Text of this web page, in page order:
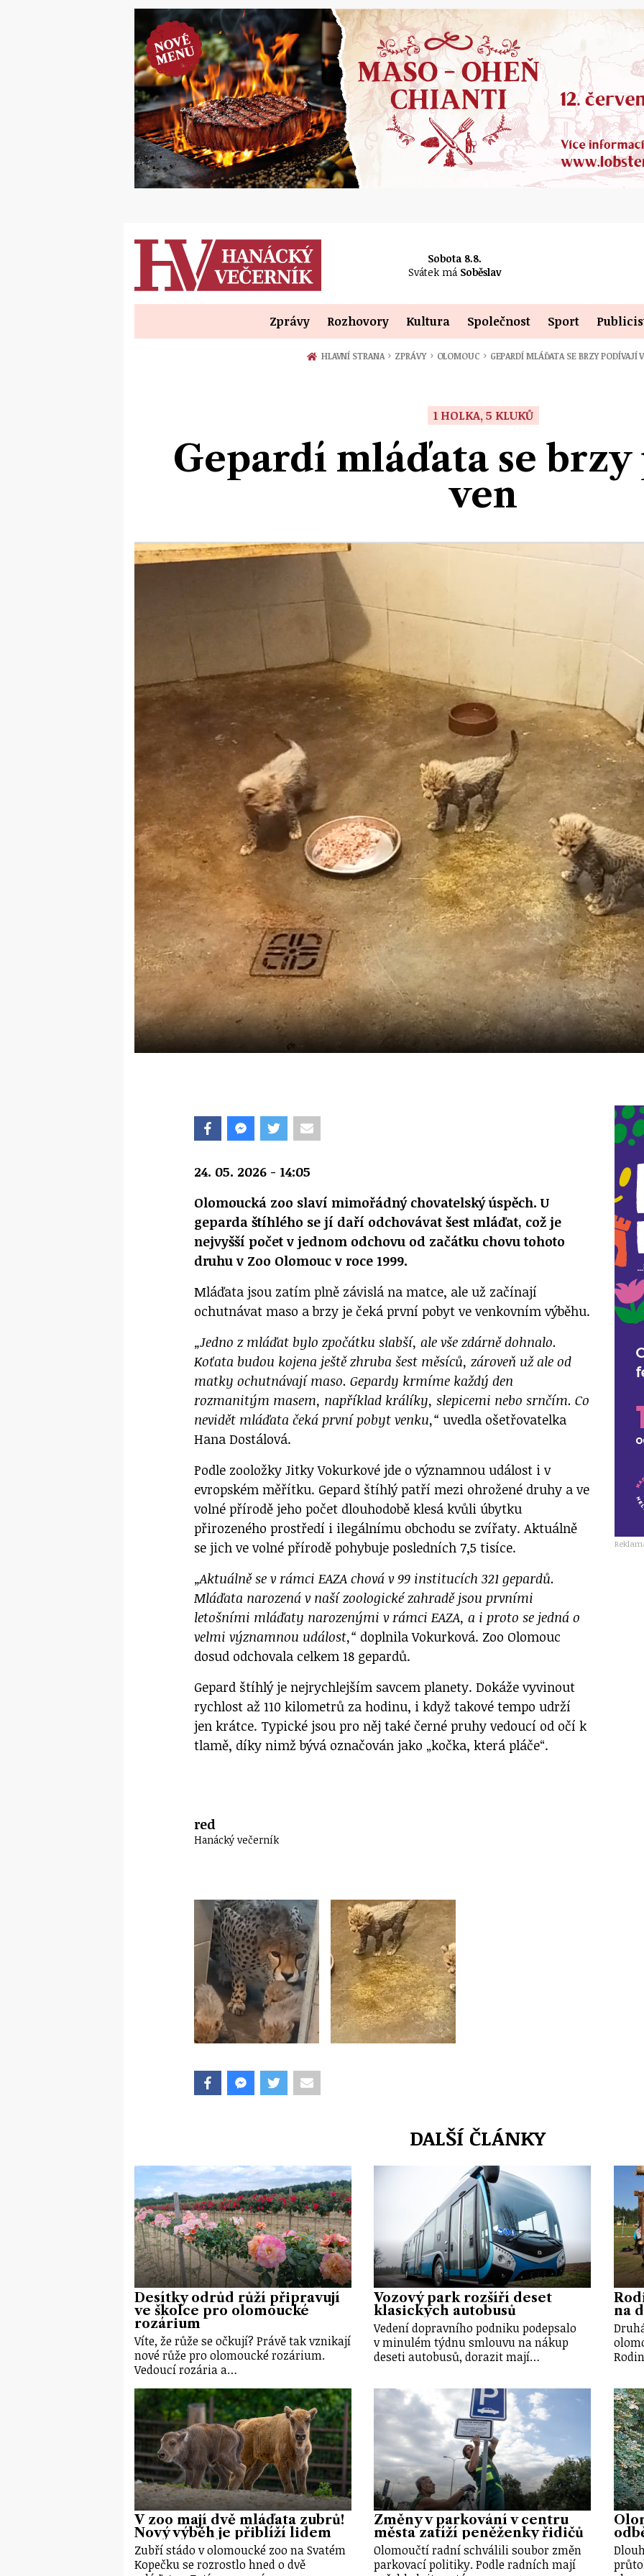
Sobota 8.8.
Svátek má Soběslav
Zprávy Rozhovory Kultura Společnost Sport
HLAVNÍ STRANA › ZPRÁVY › OLOMOUC › GEPARDÍ MLÁĎATA SE BRZY PODÍVAJÍ
1 HOLKA, 5 KLUKŮ
Gepardí mláďata se
ven
24. 05. 2026 - 14:05
Olomoucká zoo slaví mimořádný chovatelský úspěch. U
geparda štíhlého se jí daří odchovávat šest mláďat, což je
nejvyšší počet v jednom odchovu od začátku chovu tohoto
druhu v Zoo Olomouc v roce 1999.
Mláďata jsou zatím plně závislá na matce, ale už začínají
ochutnávat maso a brzy je čeká první pobyt ve venkovním výběhu.
„Jedno z mláďat bylo zpočátku slabší, ale vše zdárně dohnalo.
Koťata budou kojena ještě zhruba šest měsíců, zároveň už ale od
matky ochutnávají maso. Gepardy krmíme každý den
rozmanitým masem, například králíky, slepicemi nebo srnčím. Co
nevidět mláďata čeká první pobyt venku,“ uvedla ošetřovatelka
Hana Dostálová.
Podle zooložky Jitky Vokurkové jde o významnou událost i v
evropském měřítku. Gepard štíhlý patří mezi ohrožené druhy a ve
volné přírodě jeho počet dlouhodobě klesá kvůli úbytku
přirozeného prostředí i ilegálnímu obchodu se zvířaty. Aktuálně
se jich ve volné přírodě pohybuje posledních 7,5 tisíce.
„Aktuálně se v rámci EAZA chová v 99 institucích 321 gepardů.
Mláďata narozená v naší zoologické zahradě jsou prvními
letošními mláďaty narozenými v rámci EAZA, a i proto se jedná o
velmi významnou událost,“ doplnila Vokurková. Zoo Olomouc
dosud odchovala celkem 18 gepardů.
Gepard štíhlý je nejrychlejším savcem planety. Dokáže vyvinout
rychlost až 110 kilometrů za hodinu, i když takové tempo udrží
jen krátce. Typické jsou pro něj také černé pruhy vedoucí od očí k
tlamě, díky nimž bývá označován jako „kočka, která pláče“.
red
Hanácký večerník
DALŠÍ ČLÁNKY
Desítky odrůd růží připravují
ve školce pro olomoucké
rozárium
Víte, že růže se očkují? Právě tak vznikají
nové růže pro olomoucké rozárium.
Vedoucí rozária a…
Vozový park rozšíří deset
klasických autobusů
Vedení dopravního podniku podepsalo
v minulém týdnu smlouvu na nákup
deseti autobusů, dorazit mají…
na
V zoo mají dvě mláďata zubrů!
Nový výběh je přiblíží lidem
Zubří stádo v olomoucké zoo na Svatém
Kopečku se rozrostlo hned o dvě
Změny v parkování v centru
města zatíží peněženky řidičů
Olomoučtí radní schválili soubor změn
parkovací politiky. Podle radních mají